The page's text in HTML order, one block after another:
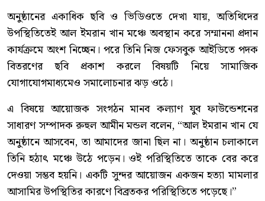
অনুষ্ঠানের একাধিক ছবি ও ভিডিওতে দেখা যায়, অতিথিদের
উপস্থিতিতেই আল ইমরান খান মঞ্চে অবস্থান করে সম্মাননা প্রদান
কার্যক্রমে অংশ নিচ্ছেন। পরে তিনি নিজ ফেসবুক আইডিতে পদক
বিতরণের ছবি প্রকাশ করলে বিষয়টি নিয়ে সামাজিক
যোগাযোগমাধ্যমেও সমালোচনার ঝড় ওঠে।
এ বিষয়ে আয়োজক সংগঠন মানব কল্যাণ যুব ফাউন্ডেশনের
সাধারণ সম্পাদক রুহুল আমীন মন্ডল বলেন, “আল ইমরান খান যে
অনুষ্ঠানে আসবেন, তা আমাদের জানা ছিল না। অনুষ্ঠান চলাকালে
তিনি হঠাৎ মঞ্চে উঠে পড়েন। ওই পরিস্থিতিতে তাকে বের করে
দেওয়া সম্ভব হয়নি। একটি সুন্দর আয়োজন একজন হত্যা মামলার
আসামির উপস্থিতির কারণে বিব্রতকর পরিস্থিতিতে পড়েছে।”